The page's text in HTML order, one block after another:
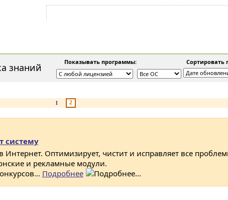
знаний Показывать программы: Сортировать
1 2
систему
Интернет. Оптимизирует, чистит и исправляет все
и рекламные модули.
Подробнее